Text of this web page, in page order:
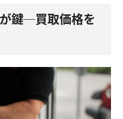
鍵─買取価格を